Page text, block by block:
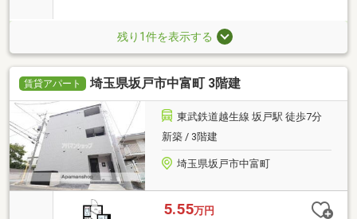
残り1件を表示する
賃貸アパート 埼玉県坂戸市中富町 3階建
東武鉄道越生線 坂戸駅 徒歩7分
新築 / 3階建
埼玉県坂戸市中富町
5.55万円